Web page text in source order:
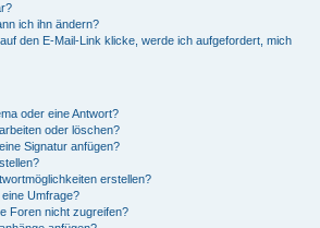
ich ihn ändern?
den E-Mail-Link klicke, werde ich aufgefordert, mich
oder eine Antwort?
oder löschen?
Signatur anfügen?
erstellen?
Umfrage?
Foren nicht zugreifen?